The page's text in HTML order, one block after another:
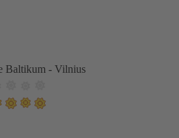
Baltikum - Vilnius